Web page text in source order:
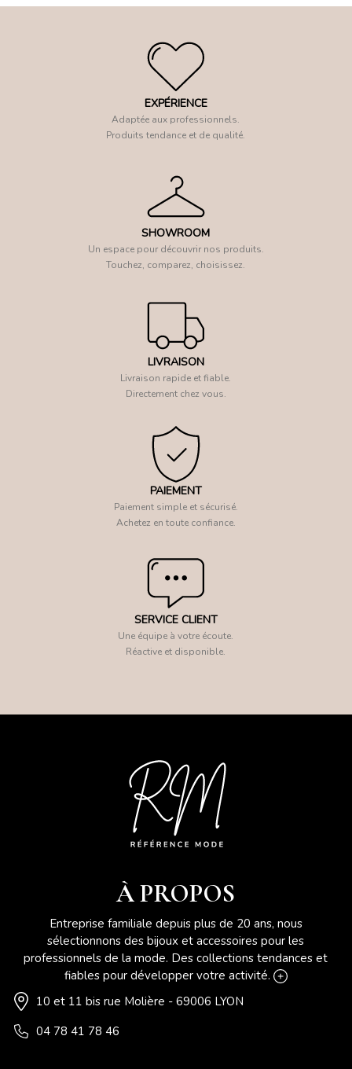
EXPÉRIENCE
Adaptée aux professionnels.
Produits tendance et de qualité.
SHOWROOM
Un espace pour découvrir nos produits.
Touchez, comparez, choisissez.
LIVRAISON
Livraison rapide et fiable.
Directement chez vous.
PAIEMENT
Paiement simple et sécurisé.
Achetez en toute confiance.
SERVICE CLIENT
Une équipe à votre écoute.
Réactive et disponible.
À PROPOS
Entreprise familiale depuis plus de 20 ans, nous
sélectionnons des bijoux et accessoires pour les
professionnels de la mode. Des collections tendances et
fiables pour développer votre activité.
10 et 11 bis rue Molière - 69006 LYON
04 78 41 78 46